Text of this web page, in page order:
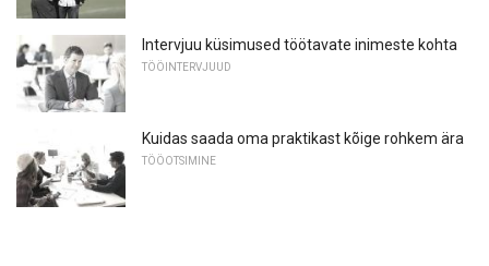
Intervjuu küsimused töötavate inimeste kohta
TÖÖINTERVJUUD
Kuidas saada oma praktikast kõige rohkem ära
TÖÖOTSIMINE